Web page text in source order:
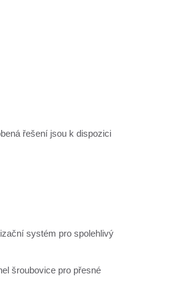
řešení jsou k dispozici
systém pro spolehlivý
šroubovice pro přesné